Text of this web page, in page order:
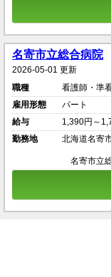
名寄市立総合病院
2026-05-01 更新
職種
看護師・準
雇用形態
パート
給与
1,390円～
勤務地
北海道名寄
名寄市立